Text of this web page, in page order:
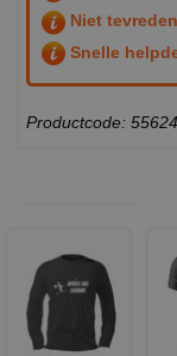
Niet
Snelle
Productcode: